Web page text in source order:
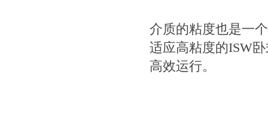
介质的粘度也是一
适应高粘度的ISW
高效运行。